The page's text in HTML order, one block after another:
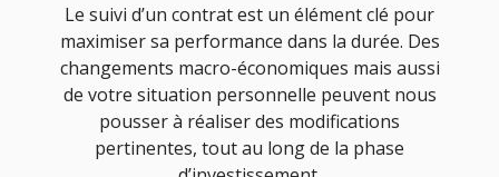
Le suivi d’un contrat est un élément clé pour
maximiser sa performance dans la durée. Des
changements macro-économiques mais aussi
de votre situation personnelle peuvent nous
pousser à réaliser des modifications
pertinentes, tout au long de la phase